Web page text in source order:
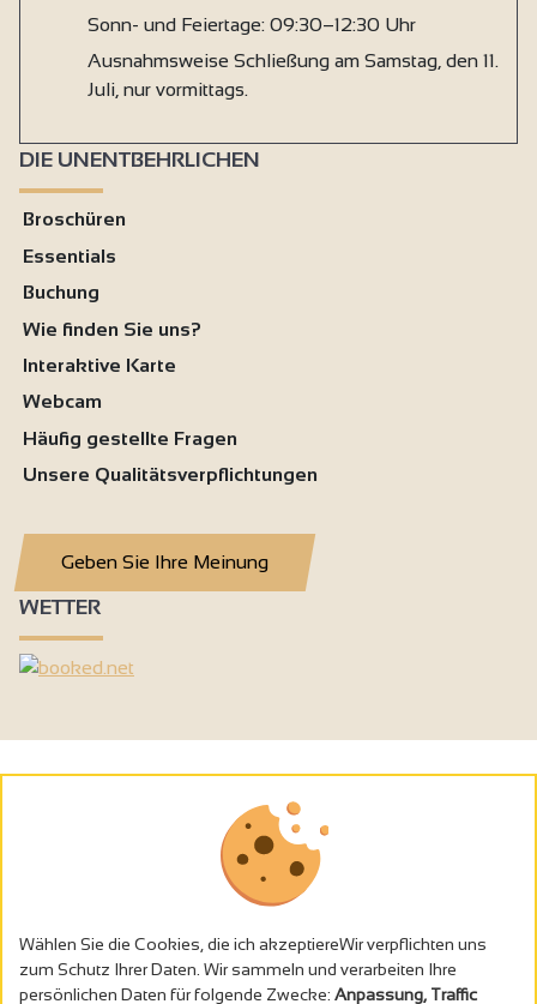
Sonn- und Feiertage: 09:30–12:30 Uhr
Ausnahmsweise Schließung am Samstag, den 11.
Juli, nur vormittags.
DIE UNENTBEHRLICHEN
Broschüren
Essentials
Buchung
Wie finden Sie uns?
Interaktive Karte
Webcam
Häufig gestellte Fragen
Unsere Qualitätsverpflichtungen
Geben Sie Ihre Meinung
WETTER
Wählen Sie die Cookies, die ich akzeptiereWir verpflichten uns
zum Schutz Ihrer Daten. Wir sammeln und verarbeiten Ihre
persönlichen Daten für folgende Zwecke: Anpassung, Traffic